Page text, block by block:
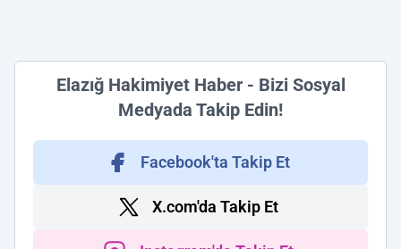
Elazığ Hakimiyet Haber - Bizi Sosyal
Medyada Takip Edin!
Facebook'ta Takip Et
X.com'da Takip Et